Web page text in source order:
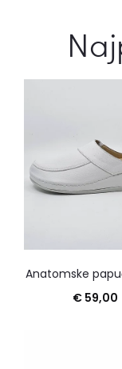
Anatomske
€ 59,00